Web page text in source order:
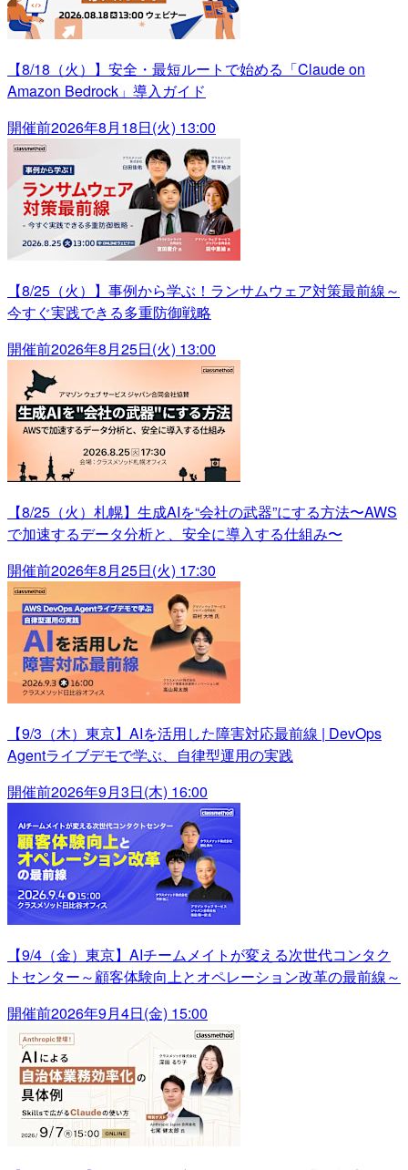
【8/18（火）】安全・最短ルートで始める「Claude on
Amazon Bedrock」導入ガイド
開催前2026年8月18日(火) 13:00
【8/25（火）】事例から学ぶ！ランサムウェア対策最前線～
今すぐ実践できる多重防御戦略
開催前2026年8月25日(火) 13:00
【8/25（火）札幌】生成AIを“会社の武器”にする方法〜AWS
で加速するデータ分析と、安全に導入する仕組み〜
開催前2026年8月25日(火) 17:30
【9/3（木）東京】AIを活用した障害対応最前線 | DevOps
Agentライブデモで学ぶ、自律型運用の実践
開催前2026年9月3日(木) 16:00
【9/4（金）東京】AIチームメイトが変える次世代コンタク
トセンター～顧客体験向上とオペレーション改革の最前線～
開催前2026年9月4日(金) 15:00